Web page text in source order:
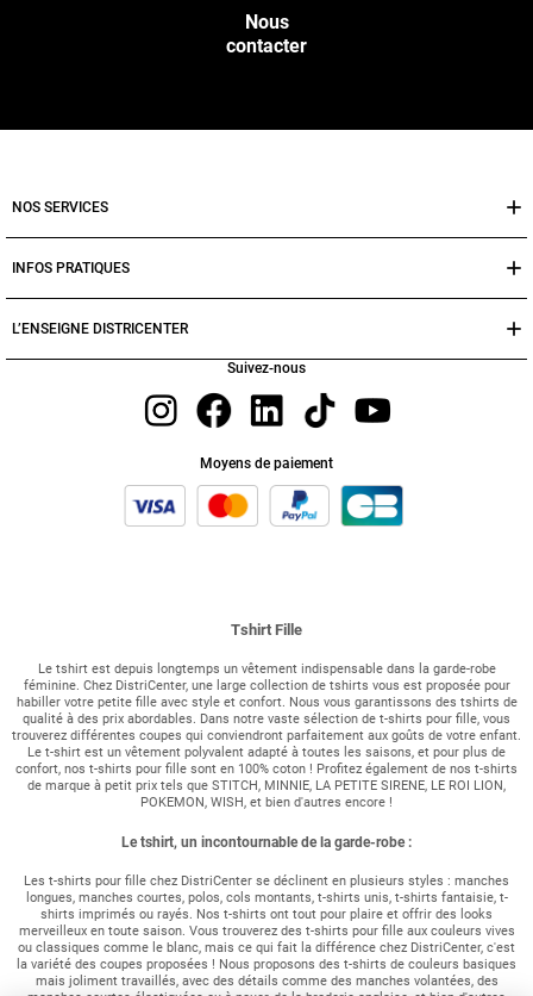
Tshirt Fille
Le tshirt est depuis longtemps un vêtement indispensable dans la garde-robe
féminine. Chez DistriCenter, une large collection de tshirts vous est proposée pour
habiller votre petite fille avec style et confort. Nous vous garantissons des tshirts de
qualité à des prix abordables. Dans notre vaste sélection de t-shirts pour fille, vous
trouverez différentes coupes qui conviendront parfaitement aux goûts de votre enfant.
Le t-shirt est un vêtement polyvalent adapté à toutes les saisons, et pour plus de
confort, nos t-shirts pour fille sont en 100% coton ! Profitez également de nos t-shirts
de marque à petit prix tels que STITCH, MINNIE, LA PETITE SIRENE, LE ROI LION,
POKEMON, WISH, et bien d'autres encore !
Le tshirt, un incontournable de la garde-robe :
Les t-shirts pour fille chez DistriCenter se déclinent en plusieurs styles : manches
longues, manches courtes, polos, cols montants, t-shirts unis, t-shirts fantaisie, t-
shirts imprimés ou rayés. Nos t-shirts ont tout pour plaire et offrir des looks
merveilleux en toute saison. Vous trouverez des t-shirts pour fille aux couleurs vives
ou classiques comme le blanc, mais ce qui fait la différence chez DistriCenter, c'est
la variété des coupes proposées ! Nous proposons des t-shirts de couleurs basiques
mais joliment travaillés, avec des détails comme des manches volantées, des
Nous
contacter
NOS SERVICES
INFOS PRATIQUES
L’ENSEIGNE DISTRICENTER
Suivez-nous
Moyens de paiement